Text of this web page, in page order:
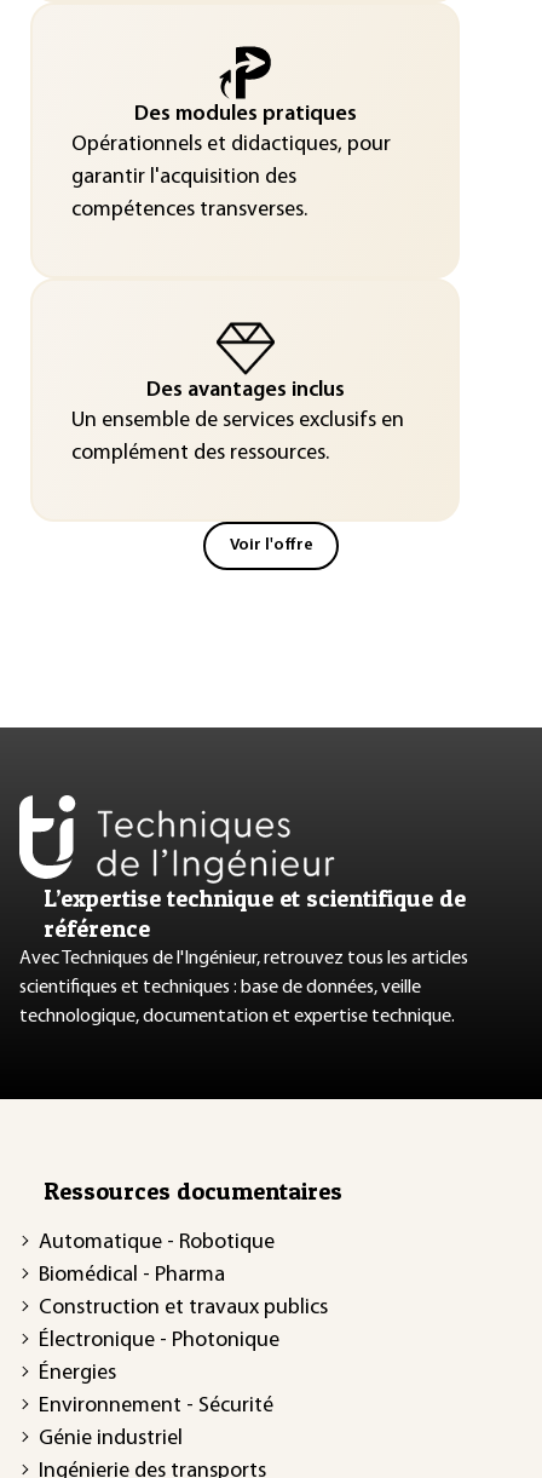
Des modules pratiques
Opérationnels et didactiques, pour
garantir l'acquisition des
compétences transverses.
Des avantages inclus
Un ensemble de services exclusifs en
complément des ressources.
Voir l'offre
L’expertise technique et scientifique de
référence
Avec Techniques de l'Ingénieur, retrouvez tous les articles
scientifiques et techniques : base de données, veille
technologique, documentation et expertise technique.
Ressources documentaires
Automatique - Robotique
Biomédical - Pharma
Construction et travaux publics
Électronique - Photonique
Énergies
Environnement - Sécurité
Génie industriel
Ingénierie des transports